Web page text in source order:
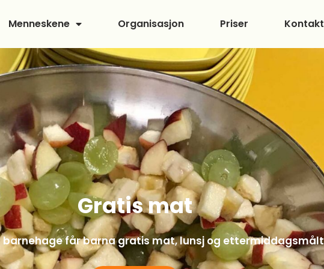
Menneskene Organisasjon Priser Kontakt
Gratis bleier
oss får barna i småbarnsavdelinga gratis bleier